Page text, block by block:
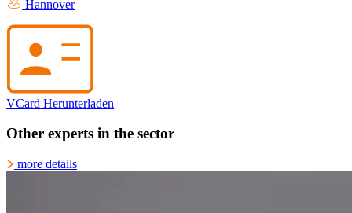
Hannover
VCard Herunterladen
Other experts in the sector
more details